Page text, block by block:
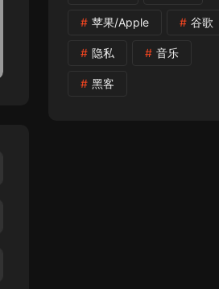
苹果/Apple 谷歌
隐私 音乐
黑客